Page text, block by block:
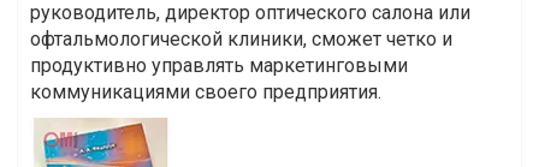
руководитель, директор оптического салона или
офтальмологической клиники, сможет четко и
продуктивно управлять маркетинговыми
коммуникациями своего предприятия.